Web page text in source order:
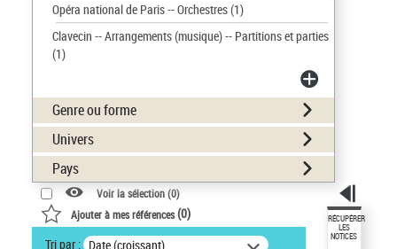
Opéra national de Paris -- Orchestres(1)
Clavecin -- Arrangements (musique) -- Partitions et parties
(1)
Genre ou forme
Univers
Pays
Voir la sélection (0)
Ajouter à mes références(0)
Tri par : Date (croissant)
RÉCUPÉRER
LES
NOTICES